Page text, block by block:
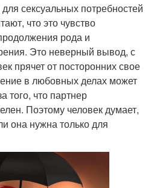
сексуальных потребностей
что это чувство
рода и
Это неверный вывод, с
прячет от посторонних свое
в любовных делах может
того, что партнер
Поэтому человек думает,
она нужна только для